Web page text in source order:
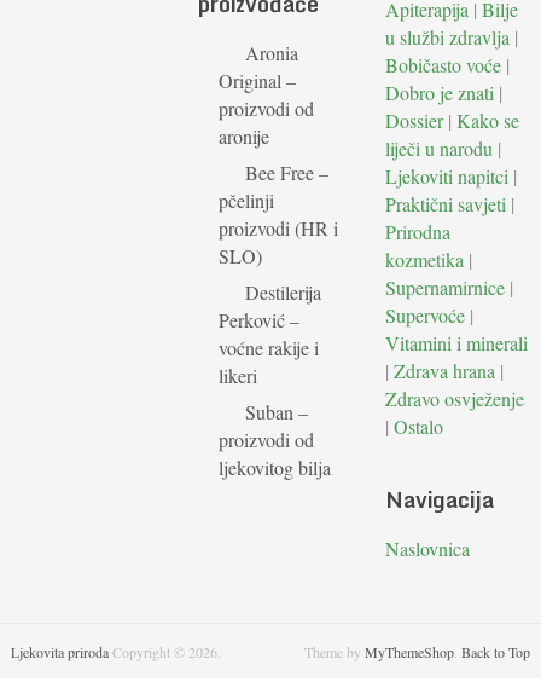
Aronia
Original –
proizvodi od
aronije
Bee Free –
pčelinji
proizvodi (HR i
SLO)
Destilerija
Perković –
voćne rakije i
likeri
Suban –
proizvodi od
ljekovitog bilja
Apiterapija | Bilje
u službi zdravlja |
Bobičasto voće|
Dobro je znati |
Dossier| Kako se
liječi u narodu |
Ljekoviti napitci |
Praktični savjeti |
Prirodna
kozmetika |
Supernamirnice|
Supervoće|
Vitamini i minerali
| Zdrava hrana |
Zdravo osvježenje
| Ostalo
Navigacija
Naslovnica
Ljekovita prirodaCopyright © 2026. Theme byMyThemeShop .Back to Top